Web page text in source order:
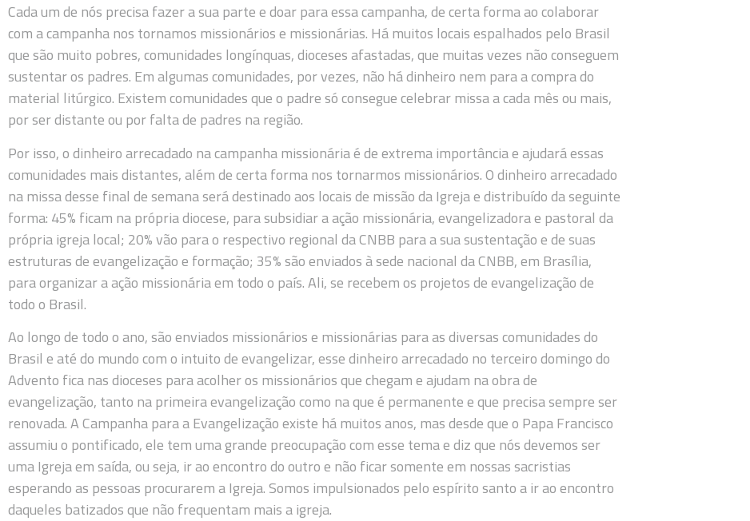
Cada um de nós precisa fazer a sua parte e doar para essa campanha, de certa forma ao colaborar
com a campanha nos tornamos missionários e missionárias. Há muitos locais espalhados pelo Brasil
que são muito pobres, comunidades longínquas, dioceses afastadas, que muitas vezes não conseguem
sustentar os padres. Em algumas comunidades, por vezes, não há dinheiro nem para a compra do
material litúrgico. Existem comunidades que o padre só consegue celebrar missa a cada mês ou mais,
por ser distante ou por falta de padres na região.
Por isso, o dinheiro arrecadado na campanha missionária é de extrema importância e ajudará essas
comunidades mais distantes, além de certa forma nos tornarmos missionários. O dinheiro arrecadado
na missa desse final de semana será destinado aos locais de missão da Igreja e distribuído da seguinte
forma: 45% ficam na própria diocese, para subsidiar a ação missionária, evangelizadora e pastoral da
própria igreja local; 20% vão para o respectivo regional da CNBB para a sua sustentação e de suas
estruturas de evangelização e formação; 35% são enviados à sede nacional da CNBB, em Brasília,
para organizar a ação missionária em todo o país. Ali, se recebem os projetos de evangelização de
todo o Brasil.
Ao longo de todo o ano, são enviados missionários e missionárias para as diversas comunidades do
Brasil e até do mundo com o intuito de evangelizar, esse dinheiro arrecadado no terceiro domingo do
Advento fica nas dioceses para acolher os missionários que chegam e ajudam na obra de
evangelização, tanto na primeira evangelização como na que é permanente e que precisa sempre ser
renovada. A Campanha para a Evangelização existe há muitos anos, mas desde que o Papa Francisco
assumiu o pontificado, ele tem uma grande preocupação com esse tema e diz que nós devemos ser
uma Igreja em saída, ou seja, ir ao encontro do outro e não ficar somente em nossas sacristias
esperando as pessoas procurarem a Igreja. Somos impulsionados pelo espírito santo a ir ao encontro
daqueles batizados que não frequentam mais a igreja.